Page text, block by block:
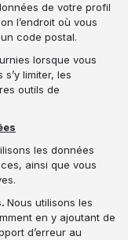
de votre profil
l’endroit où vous
code postal.
lorsque vous
limiter, les
outils de
les données
ainsi que vous
Nous utilisons les
en y ajoutant de
d’erreur au